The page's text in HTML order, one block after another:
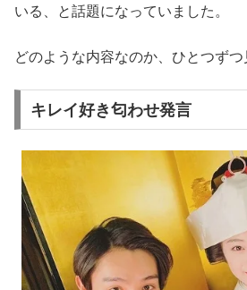
いる、と話題になっていました。
どのような内容なのか、ひとつずつ
キレイ好き匂わせ発言